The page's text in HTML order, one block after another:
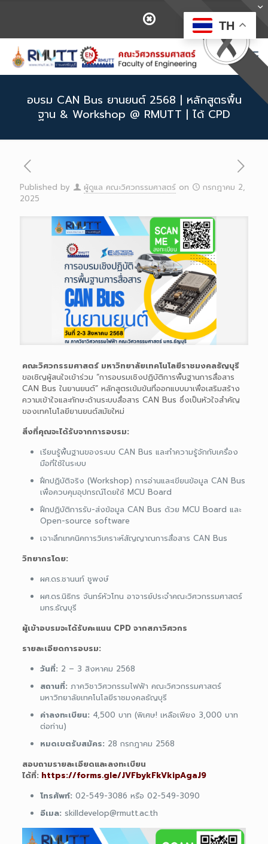
อบรม CAN Bus ยานยนต์ 2568 | หลักสูตรพื้น
ฐาน & Workshop @ RMUTT | ได้ CPD
Published by ผู้ดูแล คณะวิศวกรรมศาสตร์ on
กรกฎาคม 2,
2025
คณะวิศวกรรมศาสตร์ มหาวิทยาลัยเทคโนโลยีราชมงคลธัญบุรี
ขอเชิญผู้สนใจเข้าร่วม “การอบรมเชิงปฏิบัติการพื้นฐานการสื่อสาร
CAN Bus ในยานยนต์” หลักสูตรเข้มข้นที่ออกแบบมาเพื่อเสริมสร้าง
ความเข้าใจและทักษะด้านระบบสื่อสาร CAN Bus ซึ่งเป็นหัวใจสำคัญ
ของเทคโนโลยียานยนต์สมัยใหม่
สิ่งที่คุณจะได้รับจากการอบรม:
เรียนรู้พื้นฐานของระบบ CAN Bus และทำความรู้จักกับเครื่อง
มือที่ใช้ในระบบ
ฝึกปฏิบัติจริง (Workshop) การอ่านและเขียนข้อมูล CAN Bus
เพื่อควบคุมอุปกรณ์โดยใช้ MCU Board
ฝึกปฏิบัติการรับ-ส่งข้อมูล CAN Bus ด้วย MCU Board และ
Open-source software
เจาะลึกเทคนิคการวิเคราะห์สัญญาณการสื่อสาร CAN Bus
วิทยากรโดย:
ผศ.ดร.ชานนท์ ชูพงษ์
ผศ.ดร.นิธิกร จันทร์หัวโทน อาจารย์ประจำคณะวิศวกรรมศาสตร์
มทร.ธัญบุรี
ผู้เข้าอบรมจะได้รับคะแนน CPD จากสภาวิศวกร
รายละเอียดการอบรม:
วันที่: 2 – 3 สิงหาคม 2568
สถานที่: ภาควิชาวิศวกรรมไฟฟ้า คณะวิศวกรรมศาสตร์
มหาวิทยาลัยเทคโนโลยีราชมงคลธัญบุรี
ค่าลงทะเบียน: 4,500 บาท (พิเศษ! เหลือเพียง 3,000 บาท
ต่อท่าน)
หมดเขตรับสมัคร: 28 กรกฎาคม 2568
สอบถามรายละเอียดและลงทะเบียน
ได้ที่: https://forms.gle/JVFbykFkVkipAgaJ9
โทรศัพท์: 02-549-3086 หรือ 02-549-3090
อีเมล: skilldevelop@rmutt.ac.th
TH